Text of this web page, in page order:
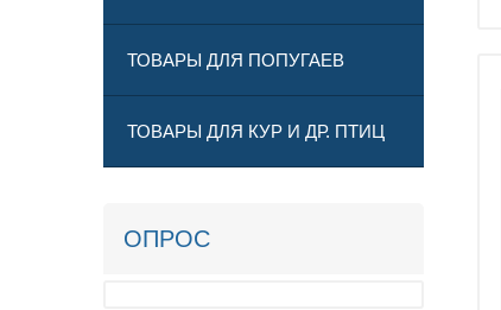
ТОВАРЫ ДЛЯ ПОПУГАЕВ
ТОВАРЫ ДЛЯ КУР И ДР. ПТИЦ
ОПРОС